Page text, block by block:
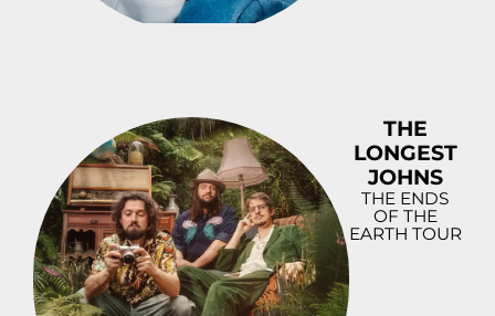
THE
LONGEST
JOHNS
THE ENDS
OF THE
EARTH TOUR